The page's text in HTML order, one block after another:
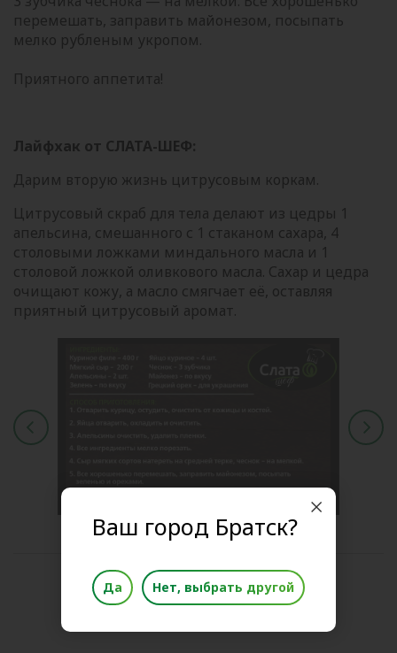
перемешать, заправить майонезом, посыпать
мелко рубленым укропом.
Приятного аппетита!
Лайфхак от СЛАТА-ШЕФ:
Дарим вторую жизнь цитрусовым коркам.
Цитрусовый скраб для тела делают из цедры 1
апельсина, смешанного с 1 стаканом сахара, 4
столовыми ложками миндального масла и 1
столовой ложкой оливкового масла. Сахар и цедра
очищают кожу, а масло смягчает её, оставляя
приятный цитрусовый аромат.
Поделиться новостью
Ваш город Братск?
Да Нет, выбрать другой